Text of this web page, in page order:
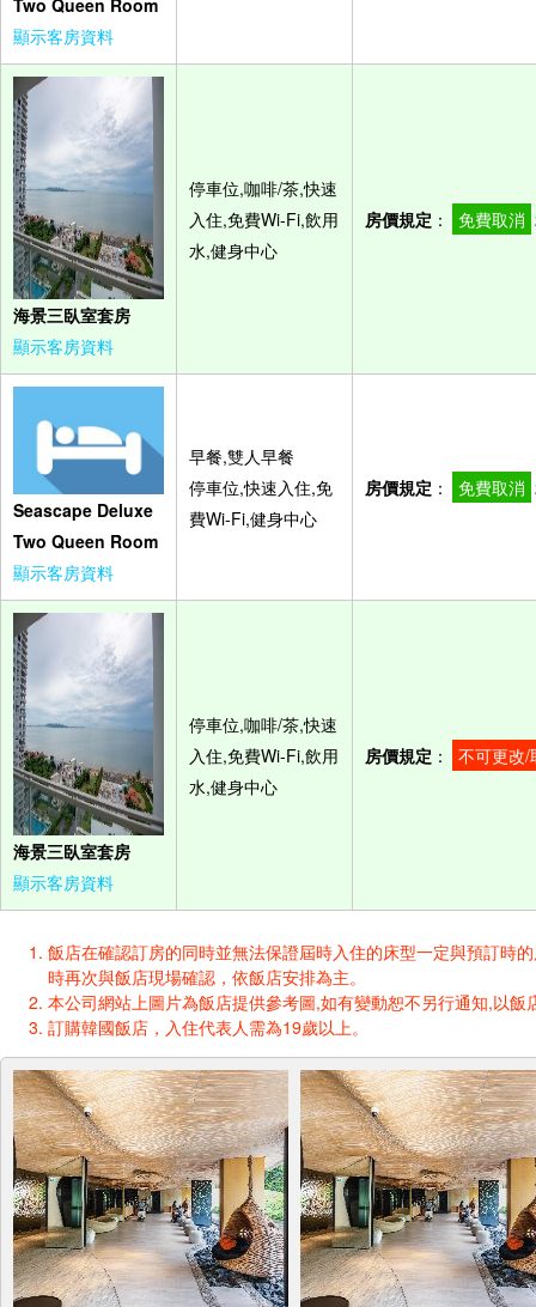
Two Queen Room
顯示客房資料
海景三臥室套房
顯示客房資料
停車位,咖啡/茶,快速
入住,免費Wi-Fi,飲用
水,健身中心
房價規定 ： 免費取消
Seascape Deluxe
Two Queen Room
顯示客房資料
早餐,雙人早餐
停車位,快速入住,免
費Wi-Fi,健身中心
房價規定 ： 免費取消
海景三臥室套房
顯示客房資料
停車位,咖啡/茶,快速
入住,免費Wi-Fi,飲用
水,健身中心
房價規定 ： 不可更改/
飯店在確認訂房的同時並無法保證屆時入住的床型一定與預訂時
時再次與飯店現場確認，依飯店安排為主。
本公司網站上圖片為飯店提供參考圖,如有變動恕不另行通知,以飯
訂購韓國飯店，入住代表人需為19歲以上。